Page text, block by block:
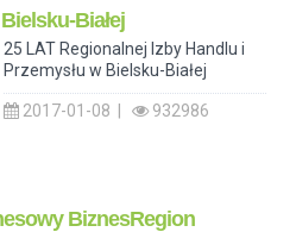
Białej
25 LAT Regionalnej Izby Handlu i
Przemysłu w Bielsku-Białej
2017-01-08 | 932986
BiznesRegion